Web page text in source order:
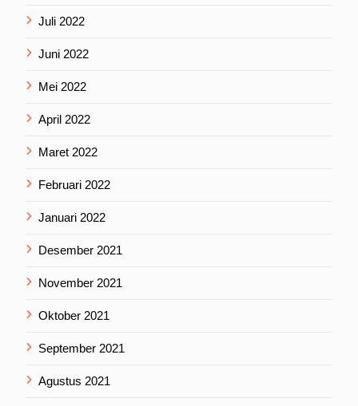
Juli 2022
Juni 2022
Mei 2022
April 2022
Maret 2022
Februari 2022
Januari 2022
Desember 2021
November 2021
Oktober 2021
September 2021
Agustus 2021